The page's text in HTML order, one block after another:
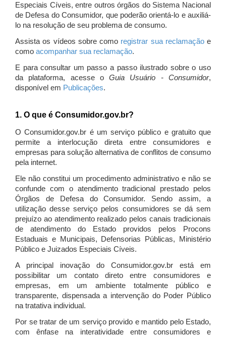
Especiais Cíveis, entre outros órgãos do Sistema Nacional
de Defesa do Consumidor, que poderão orientá-lo e auxiliá-
lo na resolução de seu problema de consumo.
Assista os vídeos sobre como registrar sua reclamaçãoe
como acompanhar sua reclamação.
E para consultar um passo a passo ilustrado sobre o uso
da plataforma, acesse oGuia Usuário - Consumidor,
disponível em Publicações.
1. O que é Consumidor.gov.br?
O Consumidor.gov.br é um serviço público e gratuito que
permite a interlocução direta entre consumidores e
empresas para solução alternativa de conflitos de consumo
pela internet.
Ele não constitui um procedimento administrativo e não se
confunde com o atendimento tradicional prestado pelos
Órgãos de Defesa do Consumidor. Sendo assim, a
utilização desse serviço pelos consumidores se dá sem
prejuízo ao atendimento realizado pelos canais tradicionais
de atendimento do Estado providos pelos Procons
Estaduais e Municipais, Defensorias Públicas, Ministério
Público e Juizados Especiais Cíveis.
A principal inovação do Consumidor.gov.br está em
possibilitar um contato direto entre consumidores e
empresas, em um ambiente totalmente público e
transparente, dispensada a intervenção do Poder Público
na tratativa individual.
Por se tratar de um serviço provido e mantido pelo Estado,
com ênfase na interatividade entre consumidores e